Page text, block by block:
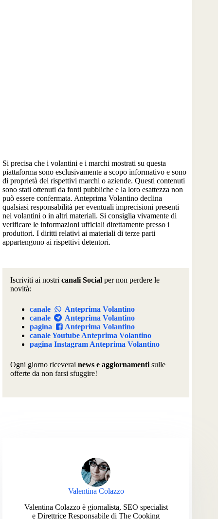
Si precisa che i volantini e i marchi mostrati su questa
piattaforma sono esclusivamente a scopo informativo e sono
di proprietà dei rispettivi marchi o aziende. Questi contenuti
sono stati ottenuti da fonti pubbliche e la loro esattezza non
può essere confermata. Anteprima Volantino declina
qualsiasi responsabilità per eventuali imprecisioni presenti
nei volantini o in altri materiali. Si consiglia vivamente di
verificare le informazioni ufficiali direttamente presso i
produttori. I diritti relativi ai materiali di terze parti
appartengono ai rispettivi detentori.
Iscriviti ai nostri canali Social per non perdere le
novità:
canale
Anteprima Volantino
canale
Anteprima Volantino
pagina
Anteprima Volantino
canale Youtube Anteprima Volantino
pagina Instagram Anteprima Volantino
Ogni giorno riceverai news e aggiornamenti sulle
offerte da non farsi sfuggire!
Valentina Colazzo
Valentina Colazzo è giornalista, SEO specialist
e Direttrice Responsabile di The Cooking